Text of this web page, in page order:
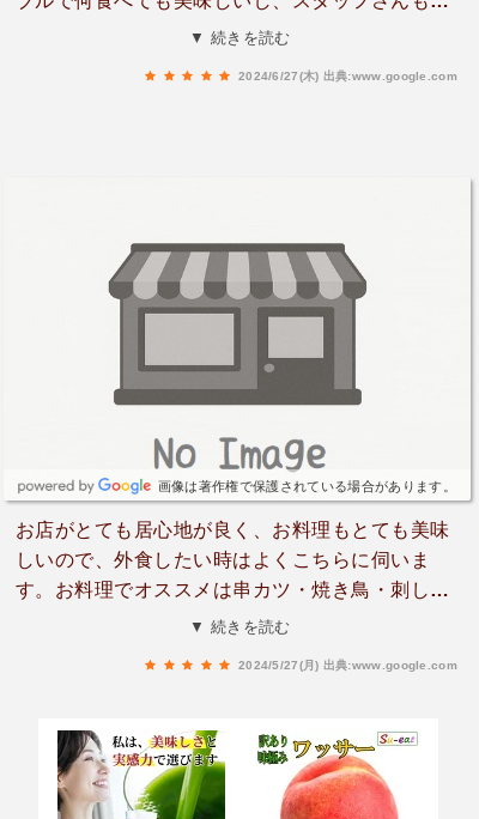
気でテキパキしててすごく居心地がいいです！
▼ 続きを読む
2024/6/27(木) 出典:www.google.com
画像は著作権で保護されている場合があります。
お店がとても居心地が良く、お料理もとても美味
しいので、外食したい時はよくこちらに伺いま
す。お料理でオススメは串カツ・焼き鳥・刺し盛
りです。アボカド、チーズの串カツと、焼き鳥の
定)。飲み物は私と娘のお気に入りはティーソーダ
です。お酒が他のお店ではあまり飲めないし、食
わず嫌いな息子ですが、こちらのお酒とお料理は
▼ 続きを読む
2024/5/27(月) 出典:www.google.com